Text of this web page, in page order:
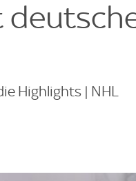
Highlights | NHL